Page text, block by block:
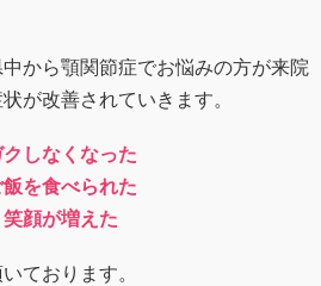
から顎関節症でお悩みの方が来院
が改善されていきます。
しなくなった
を食べられた
顔が増えた
ております。